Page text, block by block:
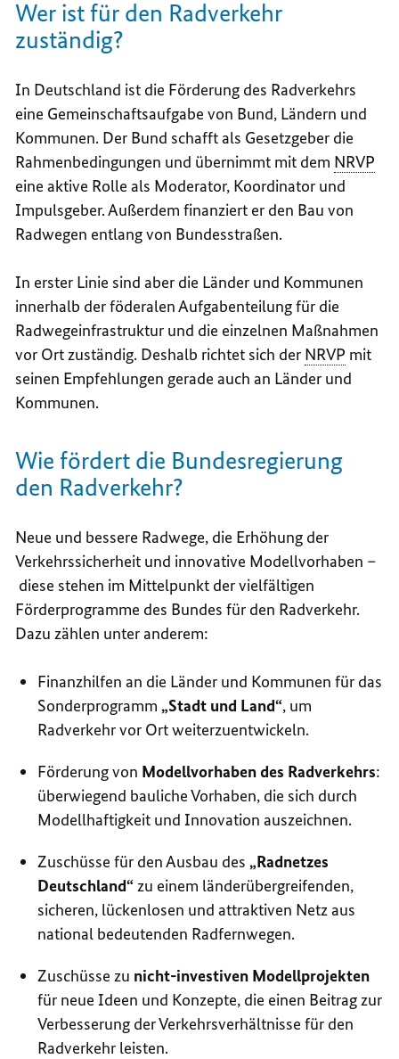
Wer ist für den Radverkehr
zuständig?
In Deutschland ist die Förderung des Radverkehrs
eine Gemeinschaftsaufgabe von Bund, Ländern und
Kommunen. Der Bund schafft als Gesetzgeber die
Rahmenbedingungen und übernimmt mit dem NRVP
eine aktive Rolle als Moderator, Koordinator und
Impulsgeber. Außerdem finanziert er den Bau von
Radwegen entlang von Bundesstraßen.
In erster Linie sind aber die Länder und Kommunen
innerhalb der föderalen Aufgabenteilung für die
Radwegeinfrastruktur und die einzelnen Maßnahmen
vor Ort zuständig. Deshalb richtet sich der NRVP mit
seinen Empfehlungen gerade auch an Länder und
Kommunen.
Wie fördert die Bundesregierung
den Radverkehr?
Neue und bessere Radwege, die Erhöhung der
Verkehrssicherheit und innovative Modellvorhaben –
diese stehen im Mittelpunkt der vielfältigen
Förderprogramme des Bundes für den Radverkehr.
Dazu zählen unter anderem:
Finanzhilfen an die Länder und Kommunen für das
Sonderprogramm„Stadt und Land“, um
Radverkehr vor Ort weiterzuentwickeln.
Förderung von Modellvorhaben des Radverkehrs:
überwiegend bauliche Vorhaben, die sich durch
Modellhaftigkeit und Innovation auszeichnen.
Zuschüsse für den Ausbau des„Radnetzes
Deutschland“ zu einem länderübergreifenden,
sicheren, lückenlosen und attraktiven Netz aus
national bedeutenden Radfernwegen.
Zuschüsse zu nicht-investiven Modellprojekten
für neue Ideen und Konzepte, die einen Beitrag zur
Verbesserung der Verkehrsverhältnisse für den
Radverkehr leisten.